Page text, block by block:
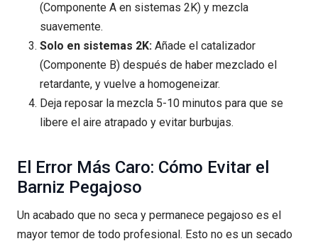
(Componente A en sistemas 2K) y mezcla
suavemente.
Solo en sistemas 2K: Añade el catalizador
(Componente B) después de haber mezclado el
retardante, y vuelve a homogeneizar.
Deja reposar la mezcla 5-10 minutos para que se
libere el aire atrapado y evitar burbujas.
El Error Más Caro: Cómo Evitar el
Barniz Pegajoso
Un acabado que no seca y permanece pegajoso es el
mayor temor de todo profesional. Esto no es un secado